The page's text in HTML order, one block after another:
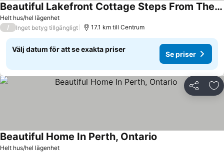
Helt hus/hel lägenhet
Beautiful Lakefront Cottage Steps From The Clear Waters Of Spring Fed Black Lake
/ Inget betyg tillgängligt 17.1 km till Centrum
Välj datum för att se exakta priser
Se priser
Dela
Helt hus/hel lägenhet
Beautiful Home In Perth, Ontario